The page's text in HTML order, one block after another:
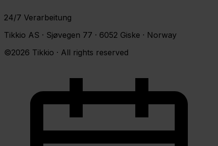
24/7 Verarbeitung
Tikkio AS · Sjøvegen 77 · 6052 Giske · Norway
©2026 Tikkio · All rights reserved